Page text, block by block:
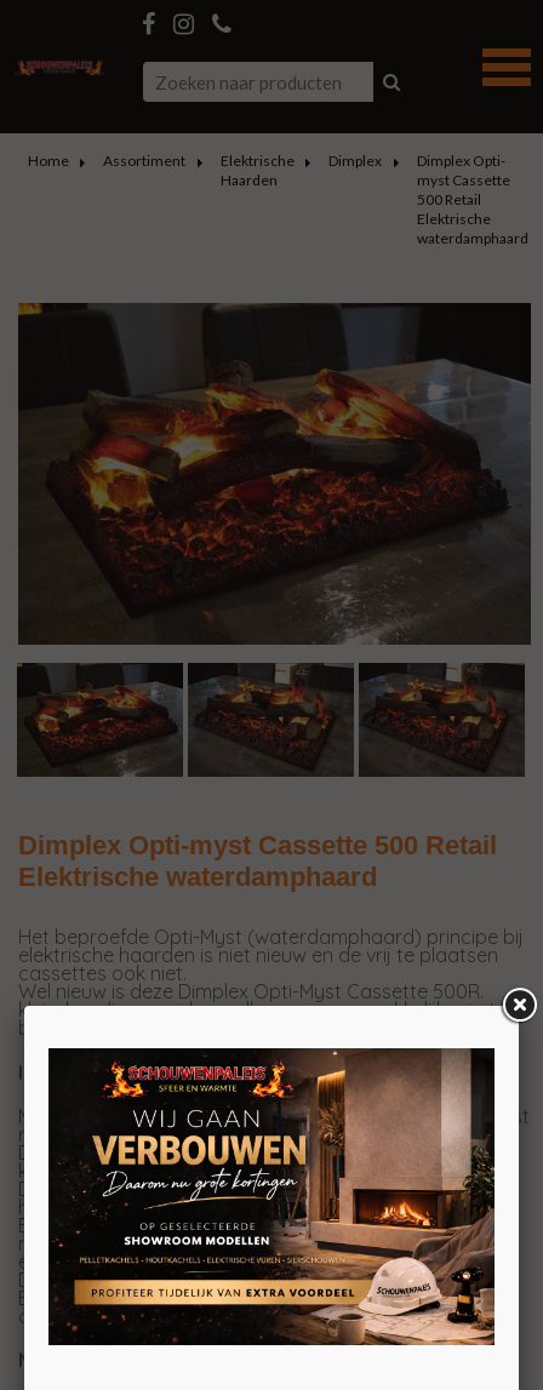
Home Assortiment
Elektrische
Haarden
Dimplex
Dimplex Opti-
myst Cassette
500 Retail
Elektrische
waterdamphaard
Dimplex Opti-myst Cassette 500 Retail
Elektrische waterdamphaard
Het beproefde Opti-Myst (waterdamphaard) principe bij
elektrische haarden is niet nieuw en de vrij te plaatsen
cassettes ook niet.
Wel nieuw is deze Dimplex Opti-Myst Cassette 500R.
klein, handig, mooi, koppelbaar en nog makkelijker in te
bouwen.
Inbouwen van deze elektrische haard
Met de Cassette 400 en 600 van Dimplex uit de Opti-Myst
reeks was er al een legio aan mogelijkheden te creëren.
De meest prachtige creaties hebben we al langs zien
komen, veelal in MDF.
Deze nieuwe serie Cassette 500R (en de 1000R) maakt
het nog makkelijker om te variëren.
En waar je bij bijvoorbeeld de cassette M en L rekening
moet houden met de lade (om het water bij te vullen en
eventueel de lampen te verwisselen) hoeft dat bij de
Dimplex Cassette 400, 600, 1000R en deze 500R niet.
Bij deze cassettes pakt u eenvoudig de bovenkant weg
om te vullen.
Noviteiten in de Dimplex haarden